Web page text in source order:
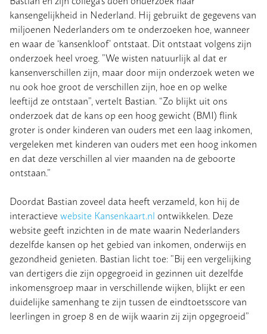
kansengelijkheid in Nederland. Hij gebruikt de gegevens van
miljoenen Nederlanders om te onderzoeken hoe, wanneer
en waar de ‘kansenkloof’ ontstaat. Dit ontstaat volgens zijn
onderzoek heel vroeg. ”We wisten natuurlijk al dat er
kansenverschillen zijn, maar door mijn onderzoek weten we
nu ook hoe groot de verschillen zijn, hoe en op welke
leeftijd ze ontstaan”, vertelt Bastian. “Zo blijkt uit ons
onderzoek dat de kans op een hoog gewicht (BMI) flink
groter is onder kinderen van ouders met een laag inkomen,
vergeleken met kinderen van ouders met een hoog inkomen
en dat deze verschillen al vier maanden na de geboorte
ontstaan.”
Doordat Bastian zoveel data heeft verzameld, kon hij de
interactieve website Kansenkaart.nl ontwikkelen. Deze
website geeft inzichten in de mate waarin Nederlanders
dezelfde kansen op het gebied van inkomen, onderwijs en
gezondheid genieten. Bastian licht toe: ”Bij een vergelijking
van dertigers die zijn opgegroeid in gezinnen uit dezelfde
inkomensgroep maar in verschillende wijken, blijkt er een
duidelijke samenhang te zijn tussen de eindtoetsscore van
leerlingen in groep 8 en de wijk waarin zij zijn opgegroeid”